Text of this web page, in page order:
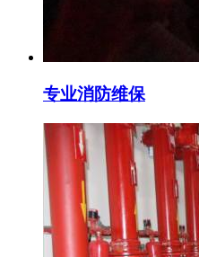
专业消防维保